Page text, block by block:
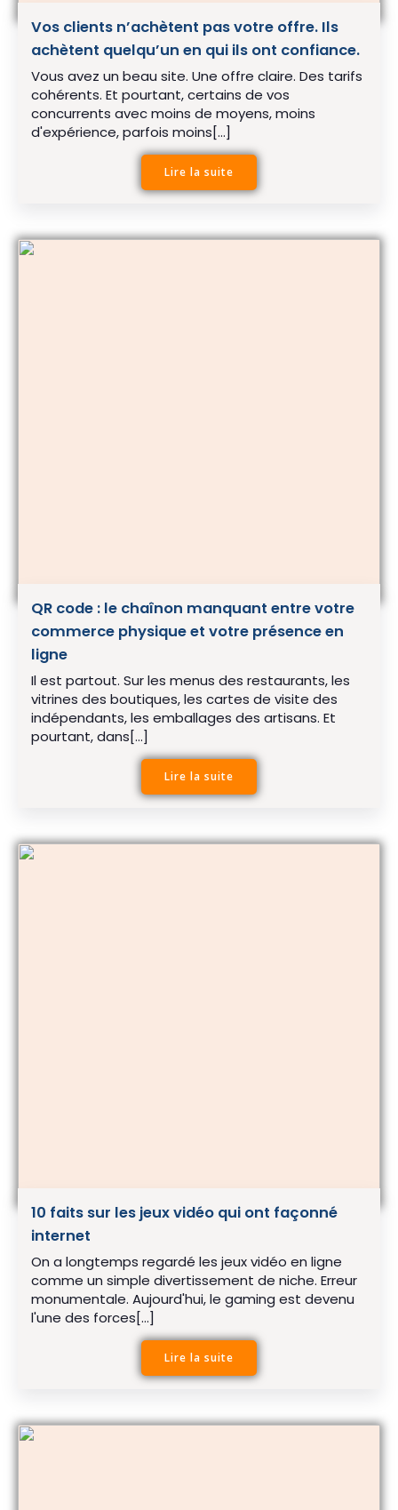
Vos clients n’achètent pas votre offre. Ils
achètent quelqu’un en qui ils ont confiance.
Vous avez un beau site. Une offre claire. Des tarifs
cohérents. Et pourtant, certains de vos
concurrents avec moins de moyens, moins
d'expérience, parfois moins[…]
Lire la suite
QR code : le chaînon manquant entre votre
commerce physique et votre présence en
ligne
Il est partout. Sur les menus des restaurants, les
vitrines des boutiques, les cartes de visite des
indépendants, les emballages des artisans. Et
pourtant, dans[…]
Lire la suite
10 faits sur les jeux vidéo qui ont façonné
internet
On a longtemps regardé les jeux vidéo en ligne
comme un simple divertissement de niche. Erreur
monumentale. Aujourd'hui, le gaming est devenu
l'une des forces[…]
Lire la suite